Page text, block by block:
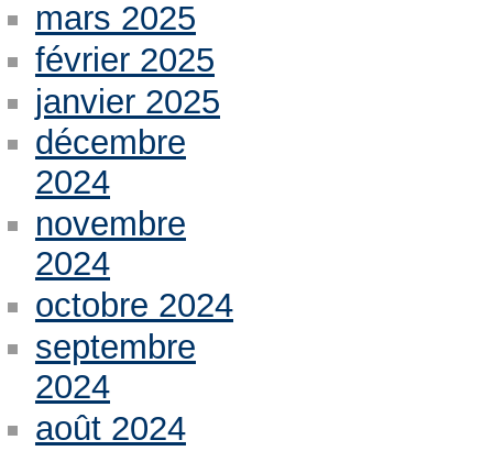
mars 2025
février 2025
janvier 2025
décembre
2024
novembre
2024
octobre 2024
septembre
2024
août 2024